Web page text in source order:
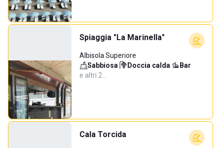
Spiaggia "La Marinella"
Albisola Superiore
Sabbiosa· Doccia calda· Bar·
e altri 2…
Cala Torcida